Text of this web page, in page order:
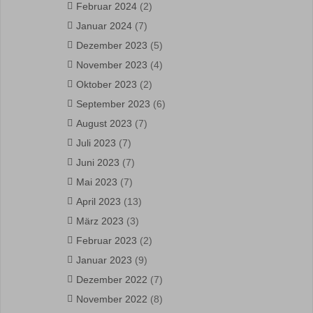
Februar 2024 (2)
Januar 2024 (7)
Dezember 2023 (5)
November 2023 (4)
Oktober 2023 (2)
September 2023 (6)
August 2023 (7)
Juli 2023 (7)
Juni 2023 (7)
Mai 2023 (7)
April 2023 (13)
März 2023 (3)
Februar 2023 (2)
Januar 2023 (9)
Dezember 2022 (7)
November 2022 (8)